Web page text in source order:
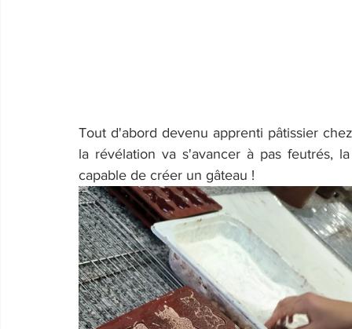
Tout d'abord devenu apprenti pâtissier
la révélation va s'avancer à pas feutrés,
capable de créer un gâteau !